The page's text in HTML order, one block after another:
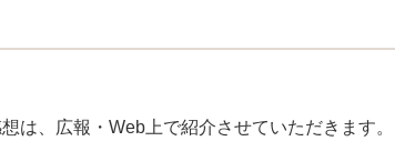
は、広報・Web上で紹介させていただきます。